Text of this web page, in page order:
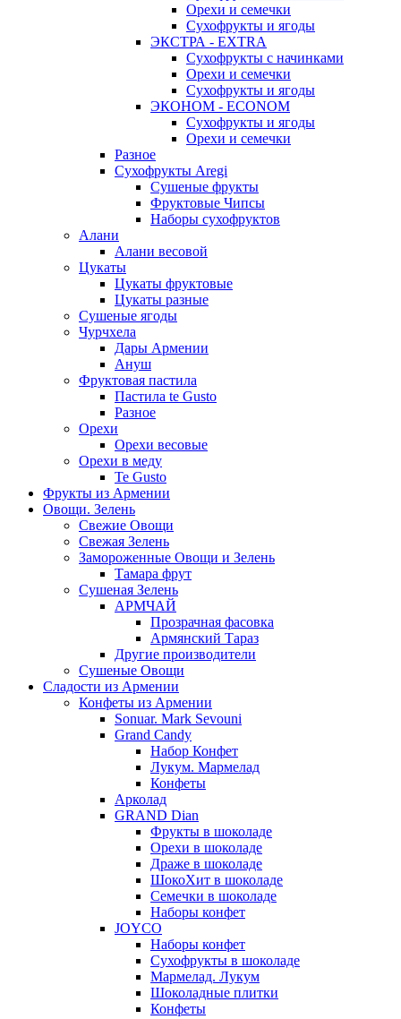
Орехи и семечки
Сухофрукты и ягоды
ЭКСТРА - EXTRA
Сухофрукты с начинками
Орехи и семечки
Сухофрукты и ягоды
ЭКОНОМ - ECONOM
Сухофрукты и ягоды
Орехи и семечки
Разное
Сухофрукты Aregi
Сушеные фрукты
Фруктовые Чипсы
Наборы сухофруктов
Алани
Алани весовой
Цукаты
Цукаты фруктовые
Цукаты разные
Сушеные ягоды
Чурчхела
Дары Армении
Ануш
Фруктовая пастила
Пастила te Gusto
Разное
Орехи
Орехи весовые
Орехи в меду
Te Gusto
Фрукты из Армении
Овощи. Зелень
Свежие Овощи
Свежая Зелень
Замороженные Овощи и Зелень
Тамара фрут
Сушеная Зелень
АРМЧАЙ
Прозрачная фасовка
Армянский Тараз
Другие производители
Сушеные Овощи
Сладости из Армении
Конфеты из Армении
Sonuar. Mark Sevouni
Grand Candy
Набор Конфет
Лукум. Мармелад
Конфеты
Арколад
GRAND Dian
Фрукты в шоколаде
Орехи в шоколаде
Драже в шоколаде
ШокоХит в шоколаде
Семечки в шоколаде
Наборы конфет
JOYCO
Наборы конфет
Сухофрукты в шоколаде
Мармелад. Лукум
Шоколадные плитки
Конфеты